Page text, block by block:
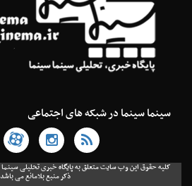
سینما سینما در شبکه های اجتماعی
کلیه حقوق این وب سایت متعلق به پایگاه خبری تحلیلی
ذکر منبع بلامانع می